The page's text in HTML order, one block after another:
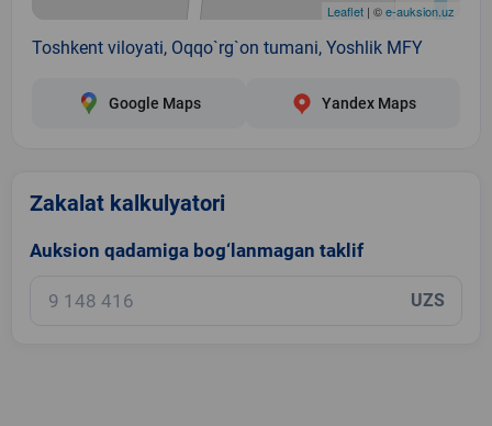
Leaflet | ©e-auksion.uz
Toshkent viloyati, Oqqo`rg`on tumani, Yoshlik MFY
Google Maps Yandex Maps
Zakalat kalkulyatori
Auksion qadamiga bog‘lanmagan taklif
UZS